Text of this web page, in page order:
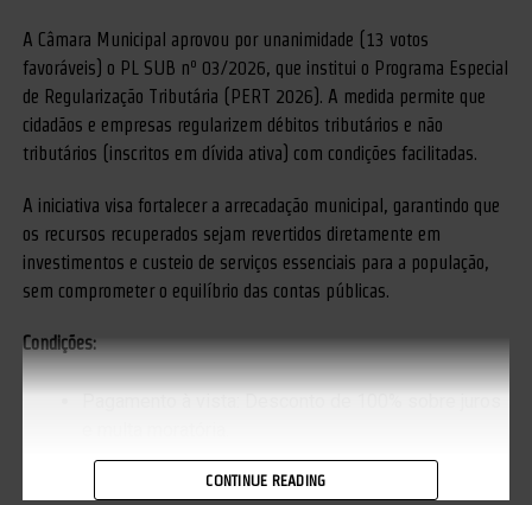
A Câmara Municipal aprovou por unanimidade (13 votos
favoráveis) o PL SUB nº 03/2026, que institui o Programa Especial
de Regularização Tributária (PERT 2026). A medida permite que
cidadãos e empresas regularizem débitos tributários e não
tributários (inscritos em dívida ativa) com condições facilitadas.
A iniciativa visa fortalecer a arrecadação municipal, garantindo que
os recursos recuperados sejam revertidos diretamente em
investimentos e custeio de serviços essenciais para a população,
sem comprometer o equilíbrio das contas públicas.
Condições:
Parcelamento em até 6 parcelas, com quitação
dentro do exercício financeiro: Desconto de 100%
CONTINUE READING